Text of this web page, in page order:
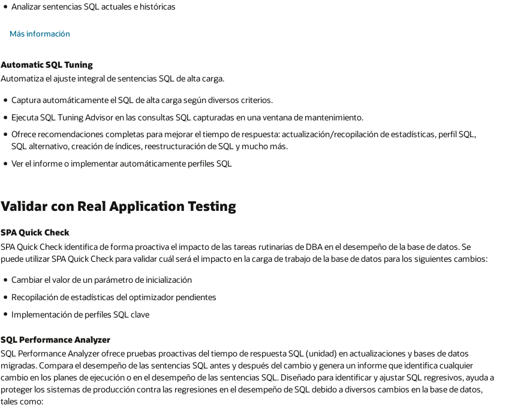
Analizar sentencias SQL actuales e históricas
Más información
Real-
Monitoring
Automatic SQL Tuning
Automatiza el ajuste integral de sentencias SQL de alta carga.
Captura automáticamente el SQL de alta carga según diversos criterios.
Ejecuta SQL Tuning Advisor en las consultas SQL capturadas en una ventana de mantenimiento.
Ofrece recomendaciones completas para mejorar el tiempo de respuesta: actualización/recopilación de estadísticas, perfil SQL,
SQL alternativo, creación de índices, reestructuración de SQL y mucho más.
Ver el informe o implementar automáticamente perfiles SQL
Validar con Real Application Testing
SPA Quick Check
SPA Quick Check identifica de forma proactiva el impacto de las tareas rutinarias de DBA en el desempeño de la base de datos. Se
puede utilizar SPA Quick Check para validar cuál será el impacto en la carga de trabajo de la base de datos para los siguientes cambios:
Cambiar el valor de un parámetro de inicialización
Recopilación de estadísticas del optimizador pendientes
Implementación de perfiles SQL clave
SQL Performance Analyzer
SQL Performance Analyzer ofrece pruebas proactivas del tiempo de respuesta SQL (unidad) en actualizaciones y bases de datos
migradas. Compara el desempeño de las sentencias SQL antes y después del cambio y genera un informe que identifica cualquier
cambio en los planes de ejecución o en el desempeño de las sentencias SQL. Diseñado para identificar y ajustar SQL regresivos, ayuda a
proteger los sistemas de producción contra las regresiones en el desempeño de SQL debido a diversos cambios en la base de datos,
tales como: